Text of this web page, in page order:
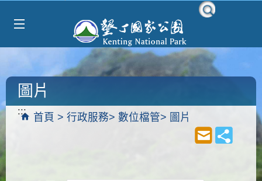
:::
首頁 行政服務 數位檔管 圖片
圖片